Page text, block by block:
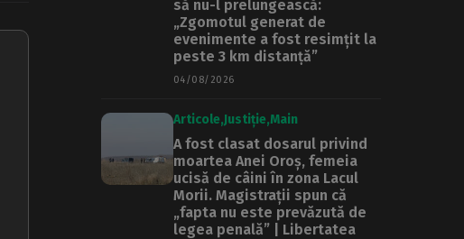
să nu-l prelungească:
„Zgomotul generat de
evenimente a fost resimțit la
peste 3 km distanță”
04/08/2026
Articole Justiție Main
A fost clasat dosarul privind
moartea Anei Oroș, femeia
ucisă de câini în zona Lacul
Morii. Magistrații spun că
„fapta nu este prevăzută de
legea penală” | Libertatea